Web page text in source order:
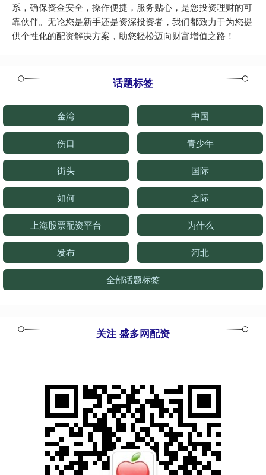
系，确保资金安全，操作便捷，服务贴心，是您投资理财的可
靠伙伴。无论您是新手还是资深投资者，我们都致力于为您提
供个性化的配资解决方案，助您轻松迈向财富增值之路！
话题标签
金湾 中国
伤口 青少年
街头 国际
如何 之际
上海股票配资平台 为什么
发布 河北
全部话题标签
关注 盛多网配资